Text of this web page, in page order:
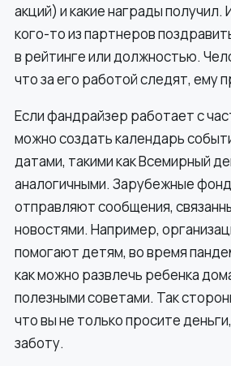
акций) и какие награды получил.
кого-то из партнеров
в рейтинге или должностью.
что за его работой следят, ему
Если фандрайзер работает с
можно создать календарь
датами, такими как Всемирный
аналогичными. Зарубежные
отправляют сообщения,
новостями. Например,
помогают детям, во время
как можно развлечь ребенка
полезными советами. Так
что вы не только просите
заботу.